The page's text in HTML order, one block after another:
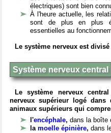
électriques) sont bien
À l'heure actuelle, les
sont de plus en plus
essentielles au
Le système nerveux est
Système nerveux central
Le système nerveux
nerveux supérieur logé dans
animaux supérieurs qui
l'encéphale, dans la boîte
la moelle épinière, dans